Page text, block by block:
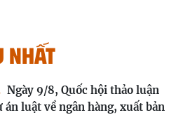
nhất
Ngày 9/8, Quốc hội thảo luận
án luật về ngân hàng, xuất bản